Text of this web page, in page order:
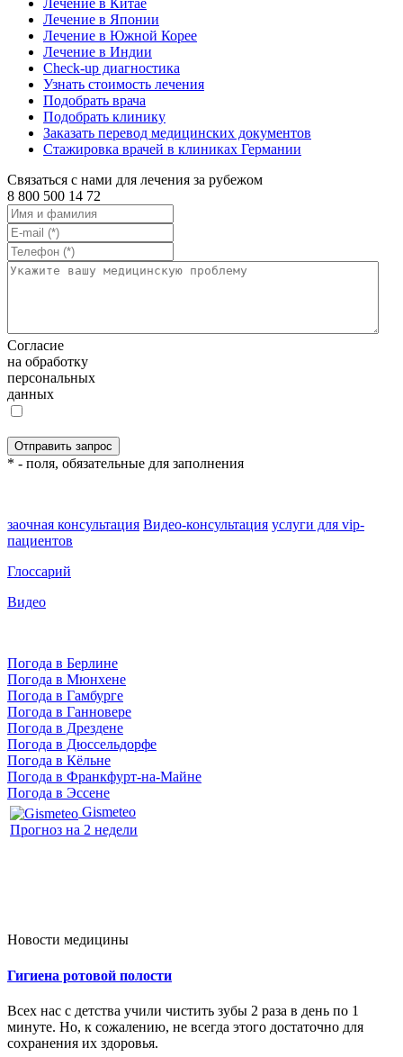
Лечение в Китае
Лечение в Японии
Лечение в Южной Корее
Лечение в Индии
Check-up диагностика
Узнать стоимость лечения
Подобрать врача
Подобрать клинику
Заказать перевод медицинских документов
Стажировка врачей в клиниках Германии
Связаться с нами для лечения за рубежом
8 800 500 14 72
Согласие
на обработку
персональных
данных
* - поля, обязательные для заполнения
заочная консультация Видео-консультация услуги для vip-
пациентов
Глоссарий
Видео
Погода в Берлине
Погода в Мюнхене
Погода в Гамбурге
Погода в Ганновере
Погода в Дрездене
Погода в Дюссельдорфе
Погода в Кёльне
Погода в Франкфурт-на-Майне
Погода в Эссене
Gismeteo
Прогноз на 2 недели
Новости медицины
Гигиена ротовой полости
Всех нас с детства учили чистить зубы 2 раза в день по 1
минуте. Но, к сожалению, не всегда этого достаточно для
сохранения их здоровья.